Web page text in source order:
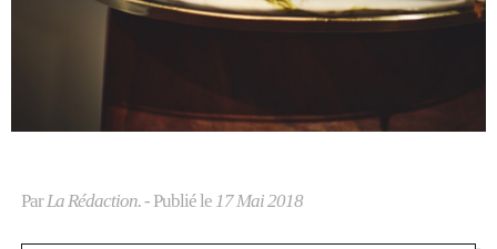
ParLa Rédaction.- Publié le 17 Mai 2018